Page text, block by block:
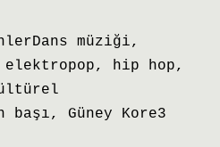
müziği,
hip hop,
başı, Güney Kore3